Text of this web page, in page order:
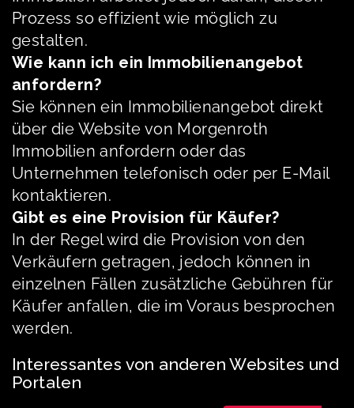
Prozess so effizient wie möglich zu
gestalten.
Wie kann ich ein Immobilienangebot
anfordern?
Sie können ein Immobilienangebot direkt
über die Website von Morgenroth
Immobilien anfordern oder das
Unternehmen telefonisch oder per E-Mail
kontaktieren.
Gibt es eine Provision für Käufer?
In der Regel wird die Provision von den
Verkäufern getragen, jedoch können in
einzelnen Fällen zusätzliche Gebühren für
Käufer anfallen, die im Voraus besprochen
werden.
Interessantes von anderen Websites und
Portalen